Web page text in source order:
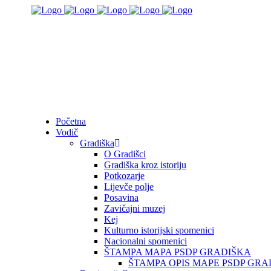
Početna
Vodič
Gradiška
O Gradišci
Gradiška kroz istoriju
Potkozarje
Lijevče polje
Posavina
Zavičajni muzej
Kej
Kulturno istorijski spomenici
Nacionalni spomenici
ŠTAMPA MAPA PSDP GRADIŠKA
ŠTAMPA OPIS MAPE PSDP